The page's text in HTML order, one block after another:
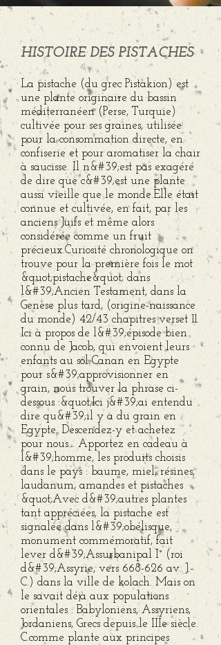
HISTOIRE DES PISTACHES
La pistache (du grec Pistàkion) est
une plante originaire du bassin
méditerranéen (Perse, Turquie)
cultivée pour ses graines, utilisée
pour la consommation directe, en
confiserie et pour aromatiser la chair
à saucisse. Il n&#39;est pas exagéré
de dire que c&#39;est une plante
aussi vieille que le monde.Elle était
connue et cultivée, en fait, par les
anciens Juifs et même alors
considérée comme un fruit
précieux.Curiosité chronologique on
trouve pour la première fois le mot
&quot;pistache&quot; dans
l&#39;Ancien Testament, dans la
Genèse plus tard, (origine-naissance
du monde) 42/43 chapitres verset 11.
Ici à propos de l&#39;épisode bien
connu de Jacob, qui envoient leurs
enfants au sol Canan en Egypte
pour s&#39;approvisionner en
grain, nous trouver la phrase ci-
dessous :&quot;Ici j&#39;ai entendu
dire qu&#39;il y a du grain en
Egypte. Descendez-y et achetez
pour nous... Apportez en cadeau à
l&#39;homme, les produits choisis
dans le pays : baume, miel, résines,
laudanum, amandes et pistaches
&quot;Avec d&#39;autres plantes
tant appréciées, la pistache est
signalée dans l&#39;obélisque,
monument commémoratif, fait
lever d&#39;Assurbanipal I° (roi
d&#39;Assyrie, vers 668-626 av. J.-
C.) dans la ville de kolach. Mais on
le savait déjà aux populations
orientales : Babyloniens, Assyriens,
Jordaniens, Grecs depuis le IIIe siècle.
C.comme plante aux principes